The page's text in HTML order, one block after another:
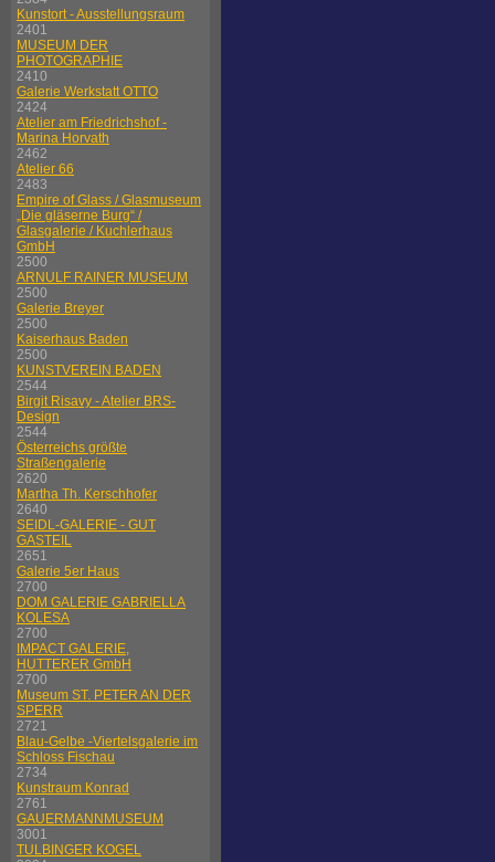
Kunstort - Ausstellungsraum
2401
MUSEUM DER
PHOTOGRAPHIE
2410
Galerie Werkstatt OTTO
2424
Atelier am Friedrichshof -
Marina Horvath
2462
Atelier 66
2483
Empire of Glass / Glasmuseum
„Die gläserne Burg“ /
Glasgalerie / Kuchlerhaus
GmbH
2500
ARNULF RAINER MUSEUM
2500
Galerie Breyer
2500
Kaiserhaus Baden
2500
KUNSTVEREIN BADEN
2544
Birgit Risavy - Atelier BRS-
Design
2544
Österreichs größte
Straßengalerie
2620
Martha Th. Kerschhofer
2640
SEIDL-GALERIE - GUT
GASTEIL
2651
Galerie 5er Haus
2700
DOM GALERIE GABRIELLA
KOLESA
2700
IMPACT GALERIE,
HUTTERER GmbH
2700
Museum ST. PETER AN DER
SPERR
2721
Blau-Gelbe -Viertelsgalerie im
Schloss Fischau
2734
Kunstraum Konrad
2761
GAUERMANNMUSEUM
3001
TULBINGER KOGEL